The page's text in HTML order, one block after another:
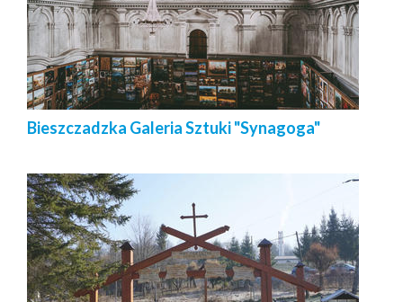
Bieszczadzka Galeria Sztuki "Synagoga"